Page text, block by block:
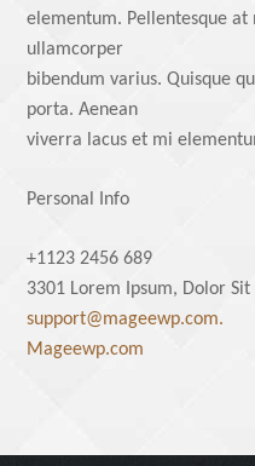
elementum. Pellentesque at
ullamcorper
bibendum varius. Quisque
porta. Aenean
viverra lacus et mi
Personal Info
+1123 2456 689
3301 Lorem Ipsum, Dolor Sit
support@mageewp.com.
Mageewp.com